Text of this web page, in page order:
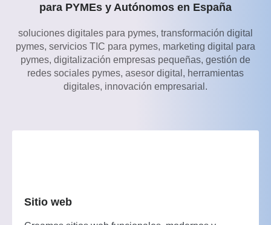
para PYMEs y Autónomos en España
soluciones digitales para pymes, transformación digital
pymes, servicios TIC para pymes, marketing digital para
pymes, digitalización empresas pequeñas, gestión de
redes sociales pymes, asesor digital, herramientas
digitales, innovación empresarial.
Sitio web